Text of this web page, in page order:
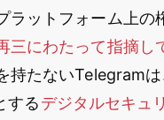
ットフォーム上の
三にわたって指摘し
持たないTelegram
するデジタルセキュ